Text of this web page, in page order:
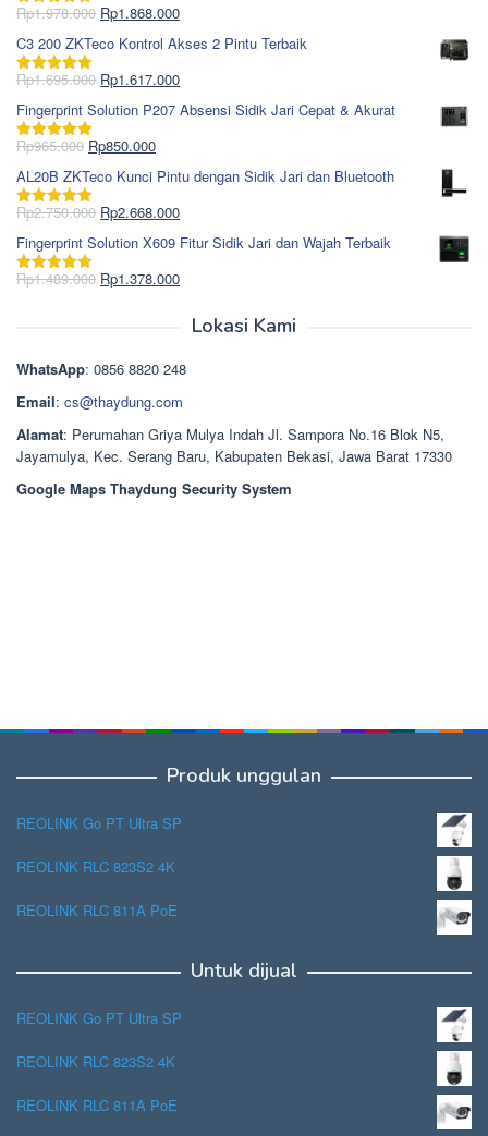
Dinilai5.00
Rp1.978.000 Harga
aslinya
adalah:
Rp1.978.000.
Rp1.868.000Harga
saat
ini
adalah:
C3 200 ZKTeco Kontrol Akses 2 Pintu Terbaik
Dinilai5.00
Rp1.695.000 Harga
aslinya
adalah:
Rp1.695.000.
Rp1.617.000Harga
saat
ini
Fingerprint Solution P207 Absensi Sidik Jari Cepat & Akurat
Dinilai5.00
Rp965.000 Harga
aslinya
adalah:
Rp965.000.
Rp850.000Harga
saat
ini
adalah:
AL20B ZKTeco Kunci Pintu dengan Sidik Jari dan Bluetooth
Dinilai5.00
Rp2.750.000 Harga
aslinya
adalah:
Rp2.750.000.
Rp2.668.000Harga
saat
ini
adalah:
Fingerprint Solution X609 Fitur Sidik Jari dan Wajah Terbaik
Dinilai5.00
Rp1.489.000 Harga
Rp1.378.000Harga
Rp1.378.000.
Lokasi Kami
WhatsApp: 0856 8820 248
Email: cs@thaydung.com
Alamat: Perumahan Griya Mulya Indah Jl. Sampora No.16 Blok N5,
Jayamulya, Kec. Serang Baru, Kabupaten Bekasi, Jawa Barat 17330
Google Maps Thaydung Security System
Produk unggulan
REOLINK Go PT Ultra SP
REOLINK RLC 823S2 4K
REOLINK RLC 811A PoE
Untuk dijual
REOLINK Go PT Ultra SP
REOLINK RLC 823S2 4K
REOLINK RLC 811A PoE